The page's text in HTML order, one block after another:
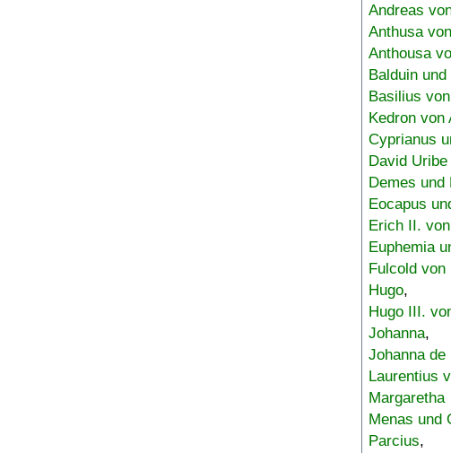
Andreas
Anthusa
Anthousa
Balduin
Basilius
Kedron von
Cyprianus
David
Demes und
Eocapus
Erich II.
Euphemia
Fulcold von
Hugo,
Hugo III.
Johanna,
Johanna de
Laurentius
Margaretha
Menas und
Parcius,